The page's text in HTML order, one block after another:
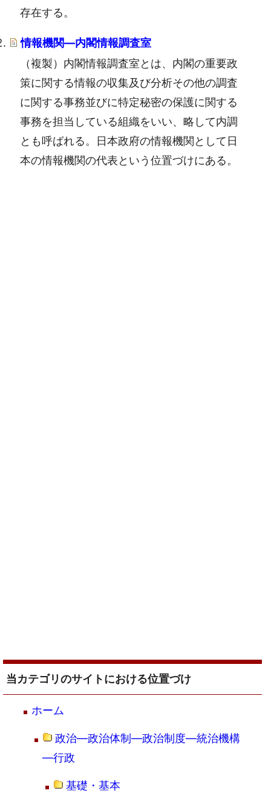
存在する。
情報機関―内閣情報調査室
（複製）内閣情報調査室とは、内閣の重要政
策に関する情報の収集及び分析その他の調査
に関する事務並びに特定秘密の保護に関する
事務を担当している組織をいい、略して内調
とも呼ばれる。日本政府の情報機関として日
本の情報機関の代表という位置づけにある。
当カテゴリのサイトにおける位置づけ
ホーム
政治―政治体制―政治制度―統治機構
―行政
基礎・基本